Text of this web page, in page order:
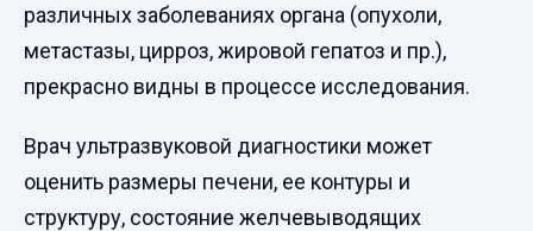
различных заболеваниях органа (опухоли,
метастазы, цирроз, жировой гепатоз и пр.),
прекрасно видны в процессе исследования.
Врач ультразвуковой диагностики может
оценить размеры печени, ее контуры и
структуру, состояние желчевыводящих